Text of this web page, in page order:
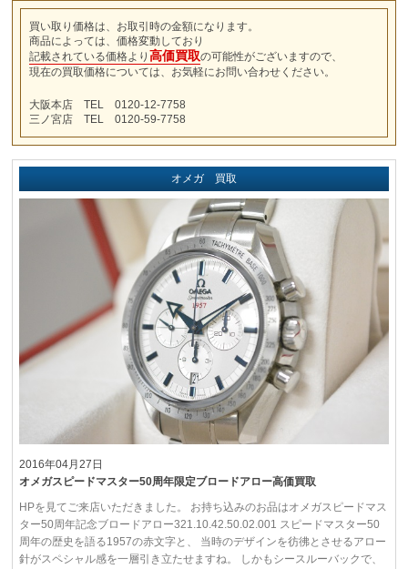
買い取り価格は、お取引時の金額になります。
商品によっては、価格変動しており
記載されている価格より 高価買取の可能性がございますので、
現在の買取価格については、お気軽にお問い合わせください。
大阪本店 TEL 0120-12-7758
三ノ宮店 TEL 0120-59-7758
オメガ 買取
2016年04月27日
オメガスピードマスター50周年限定ブロードアロー高価買取
HPを見てご来店いただきました。 お持ち込みのお品はオメガスピードマス
ター50周年記念ブロードアロー321.10.42.50.02.001 スピードマスター50
周年の歴史を語る1957の赤文字と、 当時のデザインを彷彿とさせるアロー
針がスペシャル感を一層引き立たせますね。 しかもシースルーバックで、